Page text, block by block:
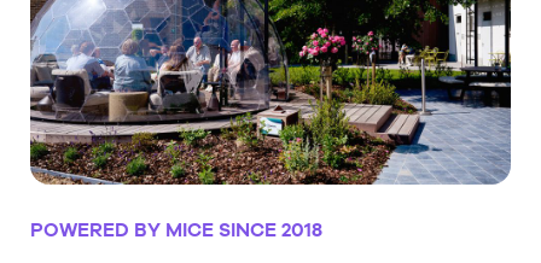
POWERED BY MICE SINCE 2018